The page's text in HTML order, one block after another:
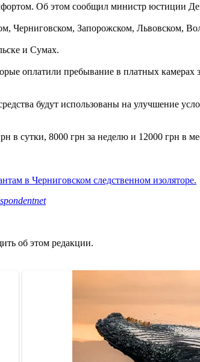
Об этом сообщил министр юстиции
Черниговском, Запорожском, Львовском,
и Сумах.
оплатили пребывание в платных камерах
будут использованы на улучшение
в сутки, 8000 грн за неделю и 12000 грн в
в Черниговском следственном изоляторе.
об этом редакции.